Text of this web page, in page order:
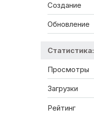
Создание
Обновление
Статистика:
Просмотры
Загрузки
Рейтинг